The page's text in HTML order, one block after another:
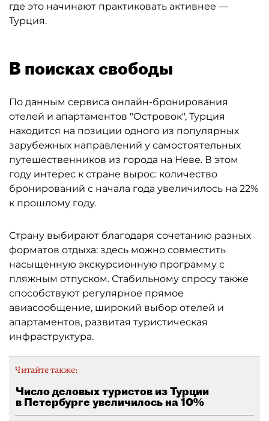
где это начинают практиковать активнее —
Турция.
В поисках свободы
По данным сервиса онлайн-бронирования
отелей и апартаментов "Островок", Турция
находится на позиции одного из популярных
зарубежных направлений у самостоятельных
путешественников из города на Неве. В этом
году интерес к стране вырос: количество
бронирований с начала года увеличилось на 22%
к прошлому году.
Страну выбирают благодаря сочетанию разных
форматов отдыха: здесь можно совместить
насыщенную экскурсионную программу с
пляжным отпуском. Стабильному спросу также
способствуют регулярное прямое
авиасообщение, широкий выбор отелей и
апартаментов, развитая туристическая
инфраструктура.
Читайте также:
Число деловых туристов из Турции
в Петербурге увеличилось на 10%